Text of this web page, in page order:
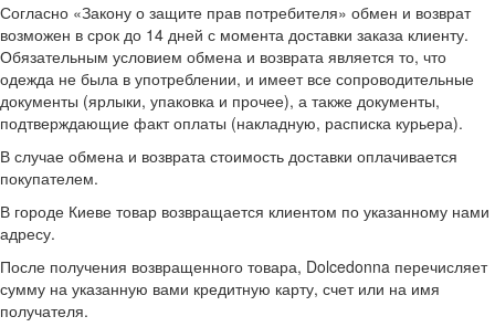
Согласно «Закону о защите прав потребителя» обмен и возврат
возможен в срок до 14 дней с момента доставки заказа клиенту.
Обязательным условием обмена и возврата является то, что
одежда не была в употреблении, и имеет все сопроводительные
документы (ярлыки, упаковка и прочее), а также документы,
подтверждающие факт оплаты (накладную, расписка курьера).
В случае обмена и возврата стоимость доставки оплачивается
покупателем.
В городе Киеве товар возвращается клиентом по указанному нами
адресу.
После получения возвращенного товара, Dolcedonna перечисляет
сумму на указанную вами кредитную карту, счет или на имя
получателя.